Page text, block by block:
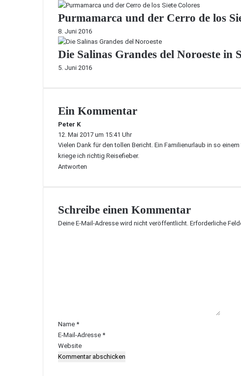
Purmamarca und der Cerro de los
8. Juni 2016
Die Salinas Grandes del Noroeste in
5. Juni 2016
Ein Kommentar
Peter Ks
a
g
t
:
12. Mai 2017 um 15:41 Uhr
Vielen Dank für den tollen Bericht. Ein Familienurlaub in so
kriege ich richtig Reisefieber.
Antworten
Schreibe einen Kommentar
Deine E-Mail-Adresse wird nicht veröffentlicht. Erforderliche
r
*
Name *
E-Mail-Adresse *
Website